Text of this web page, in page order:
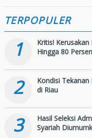
TERPOPULER
1
Kritis! Kerusakan
Hingga 80 Persen
2
Kondisi Tekanan
di Riau
3
Hasil Seleksi
Syariah